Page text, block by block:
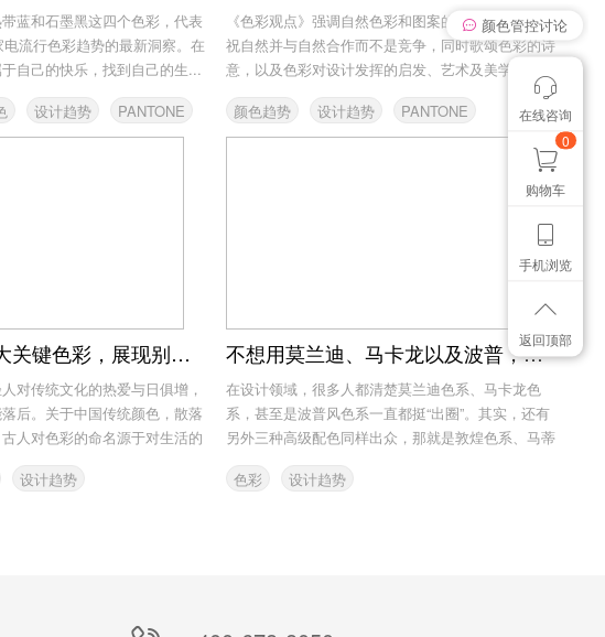
蓝和石墨黑这四个色彩，代表
流行色彩趋势的最新洞察。在
自己的快乐，找到自己的生...
设计趋势 PANTONE
《色彩观点》强调自然色彩和图案的美丽和力量，庆
祝自然并与自然合作而不是竞争，同时歌颂色彩的诗
意，以及色彩对设计发挥的启发、艺术及美学的力
颜色趋势
设计趋势 PANTONE
充满古韵的五大关键色彩，展现别致的美
对传统文化的热爱与日俱增，
后。关于中国传统颜色，散落
人对色彩的命名源于对生活的
设计趋势
不想用莫兰迪、马卡龙以及波普，不妨考虑这些同样高级的配色
在设计领域，很多人都清楚莫兰迪色系、马卡龙色
系，甚至是波普风色系一直都挺“出圈”。其实，还有
另外三种高级配色同样出众，那就是敦煌色系、马蒂
色彩
设计趋势
我有个想法
想找个色卡
颜色管控讨论
在线咨询
0
购物车
手机浏览
返回顶部